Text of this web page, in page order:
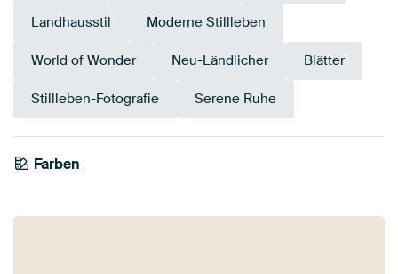
Landhausstil Moderne Stillleben
World of Wonder Neu-Ländlicher Blätter
Stillleben-Fotografie Serene Ruhe
Farben
Smaragdgrün
Olivgrün
Beige